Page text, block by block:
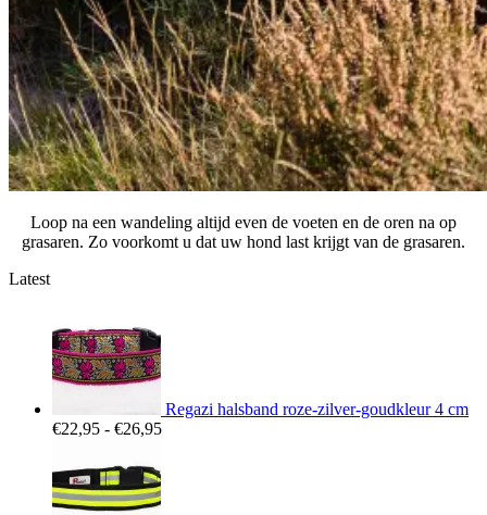
Loop na een wandeling altijd even de voeten en de oren na op
grasaren. Zo voorkomt u dat uw hond last krijgt van de grasaren.
Latest
Regazi halsband roze-zilver-goudkleur 4 cm
€22,95 - €26,95Prijsklasse: